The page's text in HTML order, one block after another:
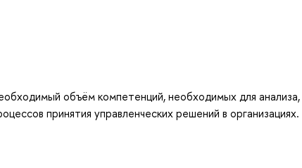
объём компетенций, необходимых для анализа,
принятия управленческих решений в организациях.